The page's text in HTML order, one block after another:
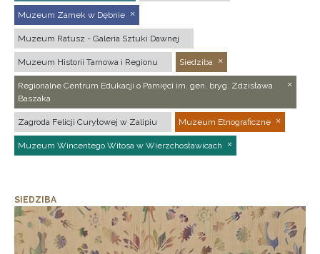
Muzeum Zamek w Dębnie
Muzeum Ratusz - Galeria Sztuki Dawnej
Muzeum Historii Tarnowa i Regionu Siedziba
Regionalne Centrum Edukacji o Pamięci im. gen. bryg. Zdzisława
Baszaka
Zagroda Felicji Curyłowej w Zalipiu Muzeum Etnograficzne
Muzeum Wincentego Witosa w Wierzchosławicach
SIEDZIBA